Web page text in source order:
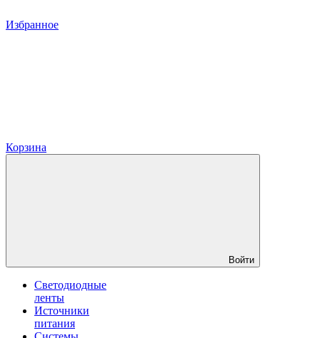
Избранное
Корзина
Войти
Светодиодные
ленты
Источники
питания